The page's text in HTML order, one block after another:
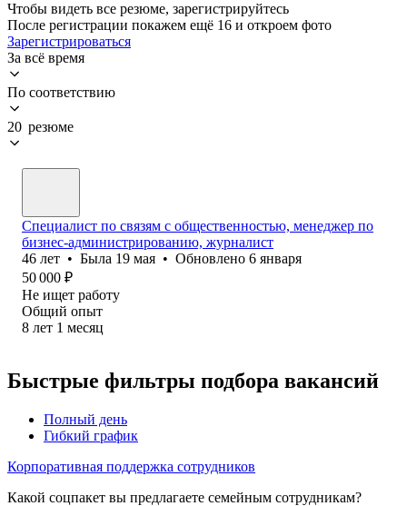
Чтобы видеть все резюме, зарегистрируйтесь
После регистрации покажем ещё 16 и откроем фото
Зарегистрироваться
За всё время
По соответствию
20 резюме
Специалист по связям с общественностью, менеджер по
бизнес-администрированию, журналист
46 лет • Была 19 мая • Обновлено 6 января
50 000 ₽
Не ищет работу
Общий опыт
8 лет 1 месяц
Быстрые фильтры подбора вакансий
Полный день
Гибкий график
Корпоративная поддержка сотрудников
Какой соцпакет вы предлагаете семейным сотрудникам?